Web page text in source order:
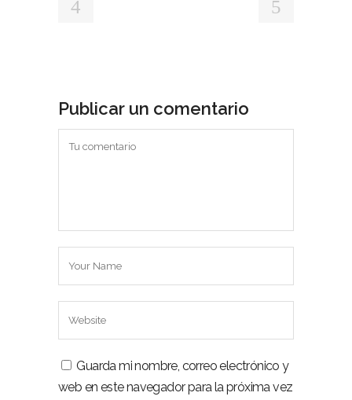
Publicar un comentario
Guarda mi nombre, correo electrónico y
web en este navegador para la próxima vez